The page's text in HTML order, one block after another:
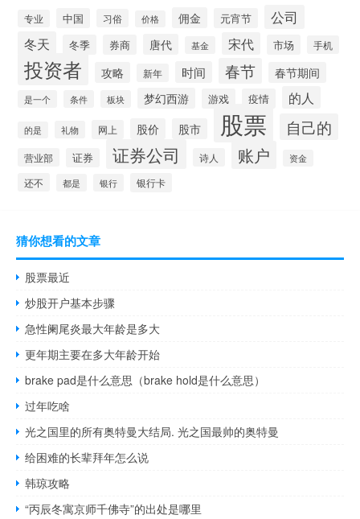
专业 中国 习俗 价格 佣金 元宵节
公司
冬天
冬季 券商 唐代 基金 宋代 市场 手机
投资者 攻略 新年 时间 春节 春节期间
是一个 条件 板块 梦幻西游 游戏 疫情 的人
的是 礼物 网上 股价 股市 股票 自己的
营业部 证券 证券公司 诗人 账户 资金
还不 都是 银行 银行卡
猜你想看的文章
股票最近
炒股开户基本步骤
急性阑尾炎最大年龄是多大
更年期主要在多大年龄开始
brake pad是什么意思（brake hold是什么意思）
过年吃啥
光之国里的所有奥特曼大结局. 光之国最帅的奥特曼
给困难的长辈拜年怎么说
韩琼攻略
“丙辰冬寓京师千佛寺”的出处是哪里